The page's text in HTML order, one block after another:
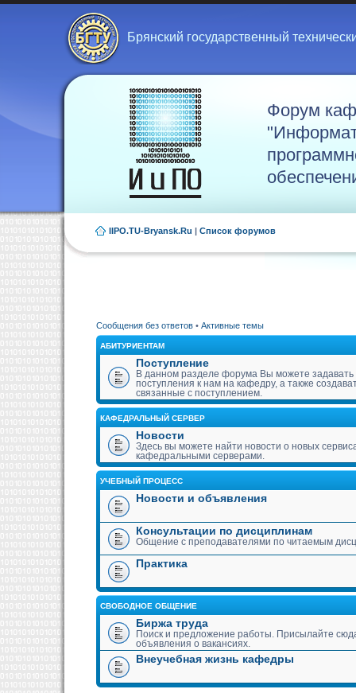
Брянский государственный
Форум
IIPO.TU-Bryansk.Ru | Список форумов
Сообщения без ответов • Активные темы
АБИТУРИЕНТАМ
Поступление
В данном разделе форума Вы можете
поступления к нам на кафедру, а также
связанные с поступлением.
КАФЕДРАЛЬНЫЙ СЕРВЕР
Новости
Здесь вы можете найти новости о новых
кафедральными серверами.
УЧЕБНЫЙ ПРОЦЕСС
Новости и объявления
Консультации по дисциплинам
Общение с преподавателями по читаемым
Практика
СВОБОДНОЕ ОБЩЕНИЕ
Биржа труда
Поиск и предложение работы. Присылайте
объявления о вакансиях.
Внеучебная жизнь кафедры